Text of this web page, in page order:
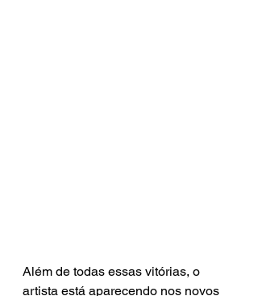
Além de todas essas vitórias, o
artista está aparecendo nos novos